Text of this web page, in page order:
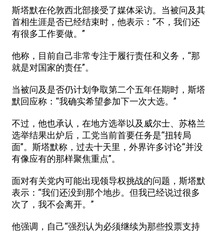
斯塔默在伦敦西北部接受了媒体采访。当被问及其
首相生涯是否已经结束时，他表示：“不，我们还
有很多工作要做。”
他称，目前自己非常专注于履行责任和义务，“那
就是对国家的责任”。
当被问及是否仍计划争取第二个五年任期时，斯塔
默回应称：“我确实希望参加下一次大选。”
不过，他也承认，在地方选举以及威尔士、苏格兰
选举结果出炉后，工党当前首要任务是“扭转局
面”。斯塔默称，过去十天里，外界许多讨论“并没
有像应有的那样聚焦重点”。
面对有关党内可能出现领导权挑战的问题，斯塔默
表示：“我们还没到那个地步。但我已经说过很多
次了，我不会离开。”
他强调，自己“强烈认为必须继续为那些投票支持